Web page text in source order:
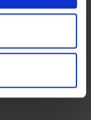
med.
med annan